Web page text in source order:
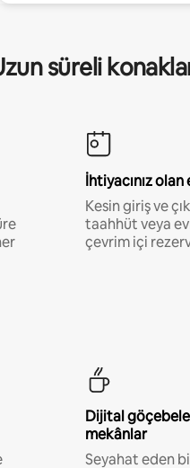
süreli
İhtiyacınız
Kesin giriş ve
taahhüt veya
çevrim içi
Dijital
mekânlar
Seyahat eden